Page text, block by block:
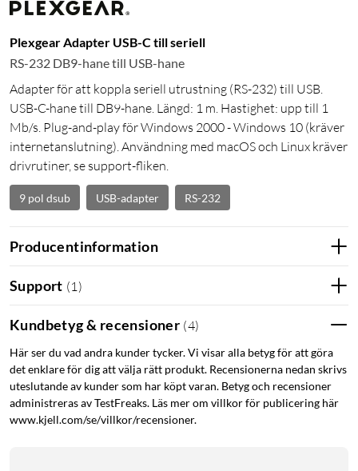
Plexgear Adapter USB-C till seriell
RS-232 DB9-hane till USB-hane
Adapter för att koppla seriell utrustning (RS-232) till USB.
USB-C-hane till DB9-hane. Längd: 1 m. Hastighet: upp till 1
Mb/s. Plug-and-play för Windows 2000 - Windows 10 (kräver
internetanslutning). Användning med macOS och Linux kräver
drivrutiner, se support-fliken.
9 pol dsub USB-adapter RS-232
Producentinformation
Support (1 )
Kundbetyg & recensioner (4)
Här ser du vad andra kunder tycker. Vi visar alla betyg för att göra
det enklare för dig att välja rätt produkt. Recensionerna nedan skrivs
uteslutande av kunder som har köpt varan. Betyg och recensioner
administreras av TestFreaks. Läs mer om villkor för publicering här
www.kjell.com/se/villkor/recensioner.